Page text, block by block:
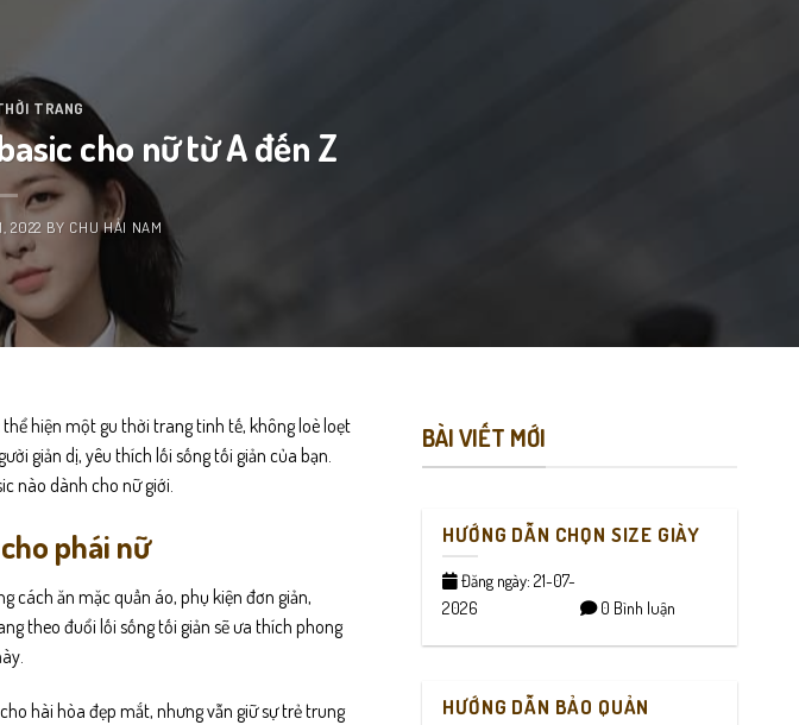
TRANG
cho nữ từ A đến Z
2022 BY CHU HẢI NAM
hiện một gu thời trang tinh tế, không loè loẹt
giản dị, yêu thích lối sống tối giản của bạn.
nào dành cho nữ giới.
phái nữ
cách ăn mặc quần áo, phụ kiện đơn giản,
theo đuổi lối sống tối giản sẽ ưa thích phong
hài hòa đẹp mắt, nhưng vẫn giữ sự trẻ trung
BÀI VIẾT MỚI
HƯỚNG DẪN CHỌN SIZE GIÀY
Đăng ngày: 21-07-
2026
0 Bình luận
HƯỚNG DẪN BẢO QUẢN